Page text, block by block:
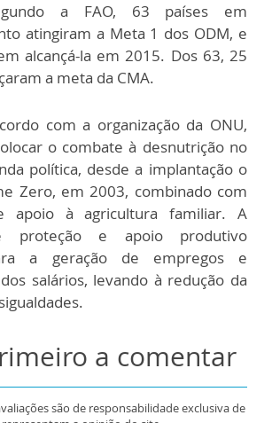
a FAO, 63 países em
atingiram a Meta 1 dos ODM, e
alcançá-la em 2015. Dos 63, 25
a meta da CMA.
com a organização da ONU,
o combate à desnutrição no
política, desde a implantação o
Zero, em 2003, combinado com
apoio à agricultura familiar. A
proteção e apoio produtivo
a geração de empregos e
salários, levando à redução da
a comentar
são de responsabilidade exclusiva de